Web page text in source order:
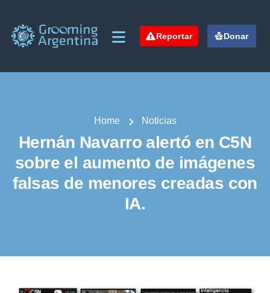
Reportar Donar
Home Noticias
Hernán Navarro alertó en C5N
sobre el aumento de imágenes
falsas de menores creadas con
IA.